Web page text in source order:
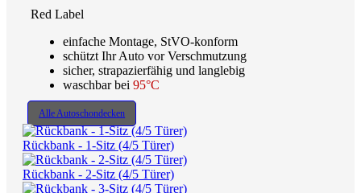
Red Label
einfache Montage, StVO-konform
schützt Ihr Auto vor Verschmutzung
sicher, strapazierfähig und langlebig
waschbar bei 95°C
Alle Autoschondecken
Rückbank - 1-Sitz (4/5 Türer)
Rückbank - 2-Sitz (4/5 Türer)